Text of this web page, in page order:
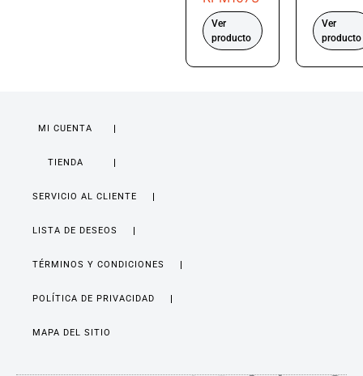
Ver
producto
Ver
producto
MI CUENTA
TIENDA
SERVICIO AL CLIENTE
LISTA DE DESEOS
TÉRMINOS Y CONDICIONES
POLÍTICA DE PRIVACIDAD
MAPA DEL SITIO